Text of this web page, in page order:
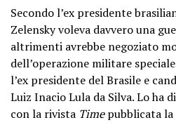
Secondo l’ex presidente
Zelensky voleva davvero una
altrimenti avrebbe negoziato
dell’operazione militare
l’ex presidente del Brasile e
Luiz Inacio Lula da Silva. Lo ha
con la rivista Timepubblicata la